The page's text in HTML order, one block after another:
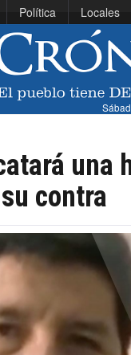
Política Locales
una
contra